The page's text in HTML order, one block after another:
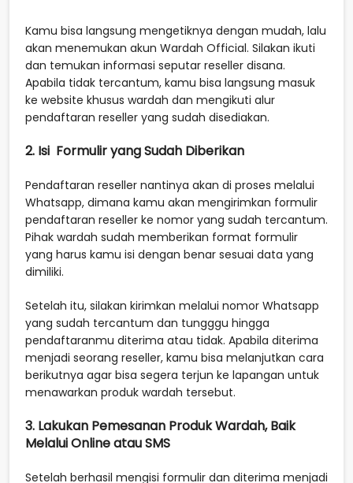
Kamu bisa langsung mengetiknya dengan mudah, lalu
akan menemukan akun Wardah Official. Silakan ikuti
dan temukan informasi seputar reseller disana.
Apabila tidak tercantum, kamu bisa langsung masuk
ke website khusus wardah dan mengikuti alur
pendaftaran reseller yang sudah disediakan.
2. Isi Formulir yang Sudah Diberikan
Pendaftaran reseller nantinya akan di proses melalui
Whatsapp, dimana kamu akan mengirimkan formulir
pendaftaran reseller ke nomor yang sudah tercantum.
Pihak wardah sudah memberikan format formulir
yang harus kamu isi dengan benar sesuai data yang
dimiliki.
Setelah itu, silakan kirimkan melalui nomor Whatsapp
yang sudah tercantum dan tungggu hingga
pendaftaranmu diterima atau tidak. Apabila diterima
menjadi seorang reseller, kamu bisa melanjutkan cara
berikutnya agar bisa segera terjun ke lapangan untuk
menawarkan produk wardah tersebut.
3. Lakukan Pemesanan Produk Wardah, Baik
Melalui Online atau SMS
Setelah berhasil mengisi formulir dan diterima menjadi